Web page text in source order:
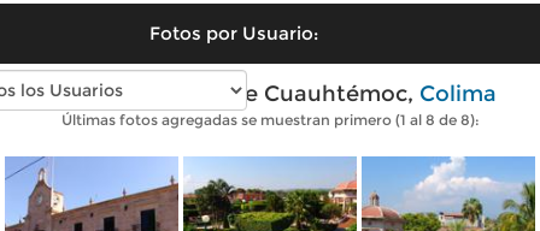
Fotos por Usuario:
Fotos modernas de Cuauhtémoc, Colima
Últimas fotos agregadas se muestran primero (1 al 8 de 8):